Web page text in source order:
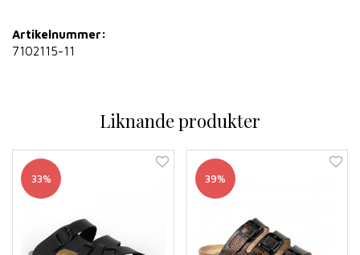
Artikelnummer:
7102115-11
Liknande produkter
33% 39%